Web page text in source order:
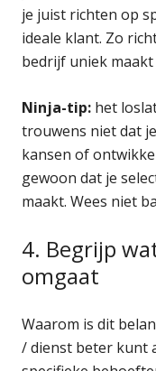
je juist richten op
ideale klant. Zo
bedrijf uniek
Ninja-tip: het
trouwens niet dat
kansen of
gewoon dat je
maakt. Wees niet
4. Begrijp
omgaat
Waarom is dit
/ dienst beter kunt